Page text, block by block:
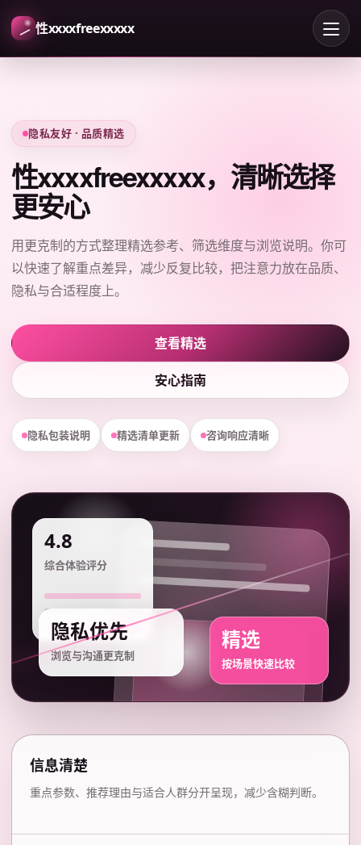
性xxxxfreexxxxx
隐私友好 · 品质精选
性xxxxfreexxxxx，清晰选择
更安心
用更克制的方式整理精选参考、筛选维度与浏览说明。你可
以快速了解重点差异，减少反复比较，把注意力放在品质、
隐私与合适程度上。
查看精选
安心指南
隐私包装说明 精选清单更新 咨询响应清晰
4.8
综合体验评分
隐私优先
浏览与沟通更克制
精选
按场景快速比较
信息清楚
重点参数、推荐理由与适合人群分开呈现，减少含糊判断。